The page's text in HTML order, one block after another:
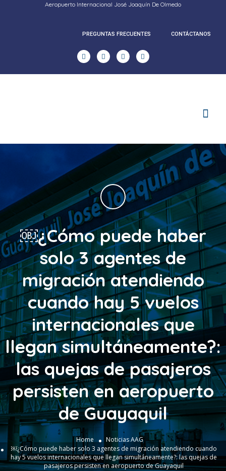
Aeropuerto Internacional José Joaquín De Olmedo
PREGUNTAS FRECUENTES CONTÁCTANOS
￼¿Cómo puede haber
solo 3 agentes de
migración atendiendo
cuando hay 5 vuelos
internacionales que
llegan simultáneamente?:
las quejas de pasajeros
persisten en aeropuerto
de Guayaquil
Home
Noticias AAG
￼¿Cómo puede haber solo 3 agentes de migración atendiendo cuando
hay 5 vuelos internacionales que llegan simultáneamente?: las quejas de
pasajeros persisten en aeropuerto de Guayaquil